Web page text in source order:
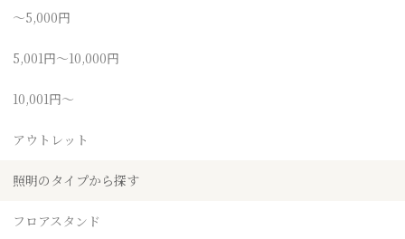
～5,000円
5,001円～10,000円
10,001円～
アウトレット
照明のタイプから探す
フロアスタンド